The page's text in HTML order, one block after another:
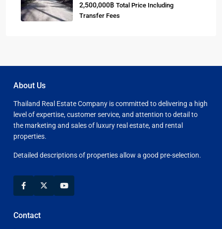
2,500,000฿ Total Price Including
Transfer Fees
About Us
Thailand Real Estate Company is committed to delivering a high
level of expertise, customer service, and attention to detail to
the marketing and sales of luxury real estate, and rental
properties.
Detailed descriptions of properties allow a good pre-selection.
Contact